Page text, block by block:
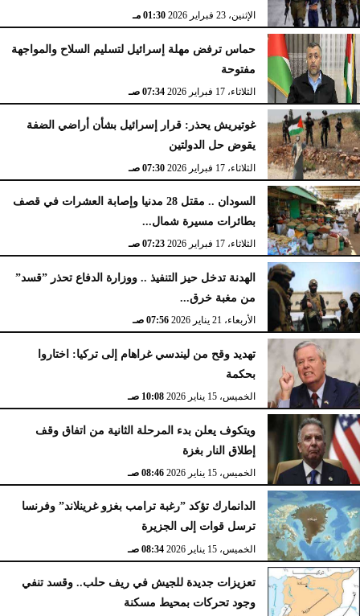
الإثنين، 23 فبراير 2026 02:15 مـالإثنين، 23 فبراير 2026 01:30 مـ
حماس ترفض مهلة إسرائيل لتسليم السلاح والمواجهة
مفتوحة
الثلاثاء، 17 فبراير 2026 07:34 صـ
غوتيريش يحذر: قرار إسرائيل بشأن أراضي الضفة
يقوض حل الدولتين
الثلاثاء، 17 فبراير 2026 07:30 صـ
السودان .. مقتل 28 مدنيا وإصابة العشرات في قصف
بطائرات مسيرة شمال...
الثلاثاء، 17 فبراير 2026 07:23 صـ
الهدنة تدخل حيز التنفيذ .. ووزارة الدفاع تحذر ”قسد”
من مغبة خرق...
الأربعاء، 21 يناير 2026 07:56 صـ
تهديد وقح من ليندسي غراهام إلى تركيا: اختاروا
بحكمة
الخميس، 15 يناير 2026 10:08 صـ
ويتكوف يعلن بدء المرحلة الثانية من اتفاق وقف
إطلاق النار بغزة
الخميس، 15 يناير 2026 08:46 صـ
الدانمارك تؤكد ”رغبة ترامب بغزو غرينلاند” وفرنسا
ترسل قوات إلى الجزيرة
الخميس، 15 يناير 2026 08:34 صـ
تعزيزات جديدة للجيش في ريف حلب.. وقسد تنفي
وجود تحركات بمحيط مسكنة